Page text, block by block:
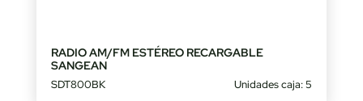
RADIO AM/FM ESTÉREO RECARGABLE
SANGEAN
SDT800BK Unidades caja: 5